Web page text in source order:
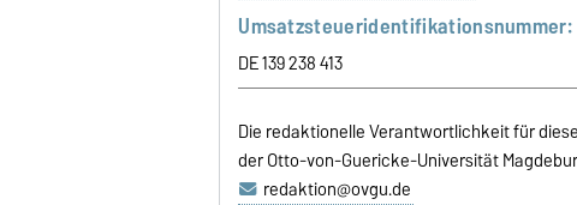
Umsatzsteueridentifikationsnummer:
DE 139 238 413
Die redaktionelle Verantwortlichkeit für
der Otto-von-Guericke-Universität
redaktion@ovgu.de